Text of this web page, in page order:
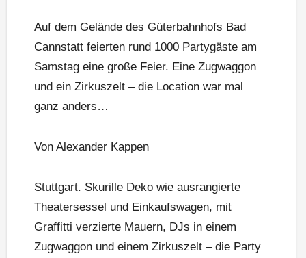
Auf dem Gelände des Güterbahnhofs Bad
Cannstatt feierten rund 1000 Partygäste am
Samstag eine große Feier. Eine Zugwaggon
und ein Zirkuszelt – die Location war mal
ganz anders…
Von Alexander Kappen
Stuttgart. Skurille Deko wie ausrangierte
Theatersessel und Einkaufswagen, mit
Graffitti verzierte Mauern, DJs in einem
Zugwaggon und einem Zirkuszelt – die Party